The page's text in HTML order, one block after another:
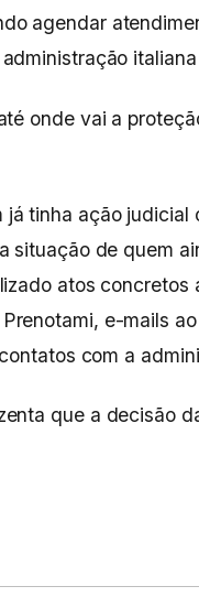
agendar
onde vai a
tinha ação judicial
situação de quem
atos
e-mails
com a
que a decisão